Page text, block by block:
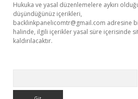
Hukuka ve yasal düzenlemelere aykırı
düşündüğünüz içerikleri,
backlinkpanelicomtr@gmail.com adresine
halinde, ilgili içerikler yasal süre içerisinde
kaldırılacaktır.